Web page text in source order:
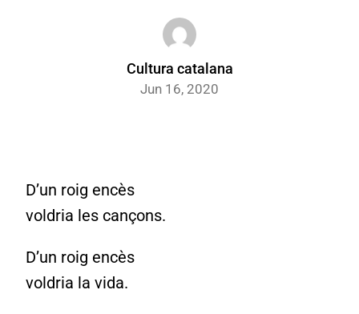
Cultura catalana
Jun 16, 2020
D’un roig encès
voldria les cançons.
D’un roig encès
voldria la vida.